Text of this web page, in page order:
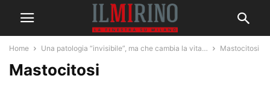
Home Una patologia “invisibile”, ma che cambia la vita… Mastocitosi
Mastocitosi